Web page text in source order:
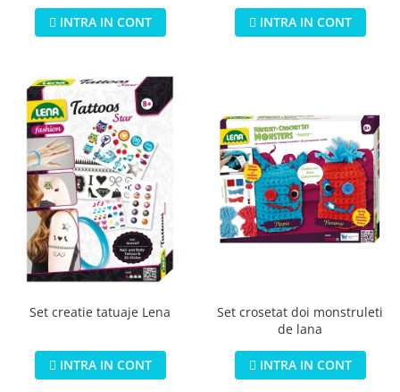
INTRA IN CONT INTRA IN CONT
Set creatie tatuaje Lena
INTRA IN CONT
Set crosetat doi monstruleti
de lana
INTRA IN CONT